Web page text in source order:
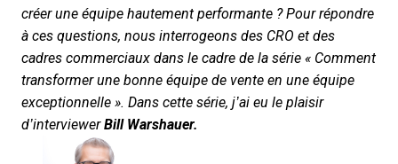
créer une équipe hautement performante ? Pour répondre
à ces questions, nous interrogeons des CRO et des
cadres commerciaux dans le cadre de la série « Comment
transformer une bonne équipe de vente en une équipe
exceptionnelle ». Dans cette série, j’ai eu le plaisir
d’interviewerBill Warshauer.